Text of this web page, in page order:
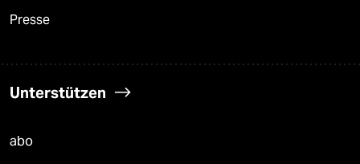
Presse
Unterstützen
abo